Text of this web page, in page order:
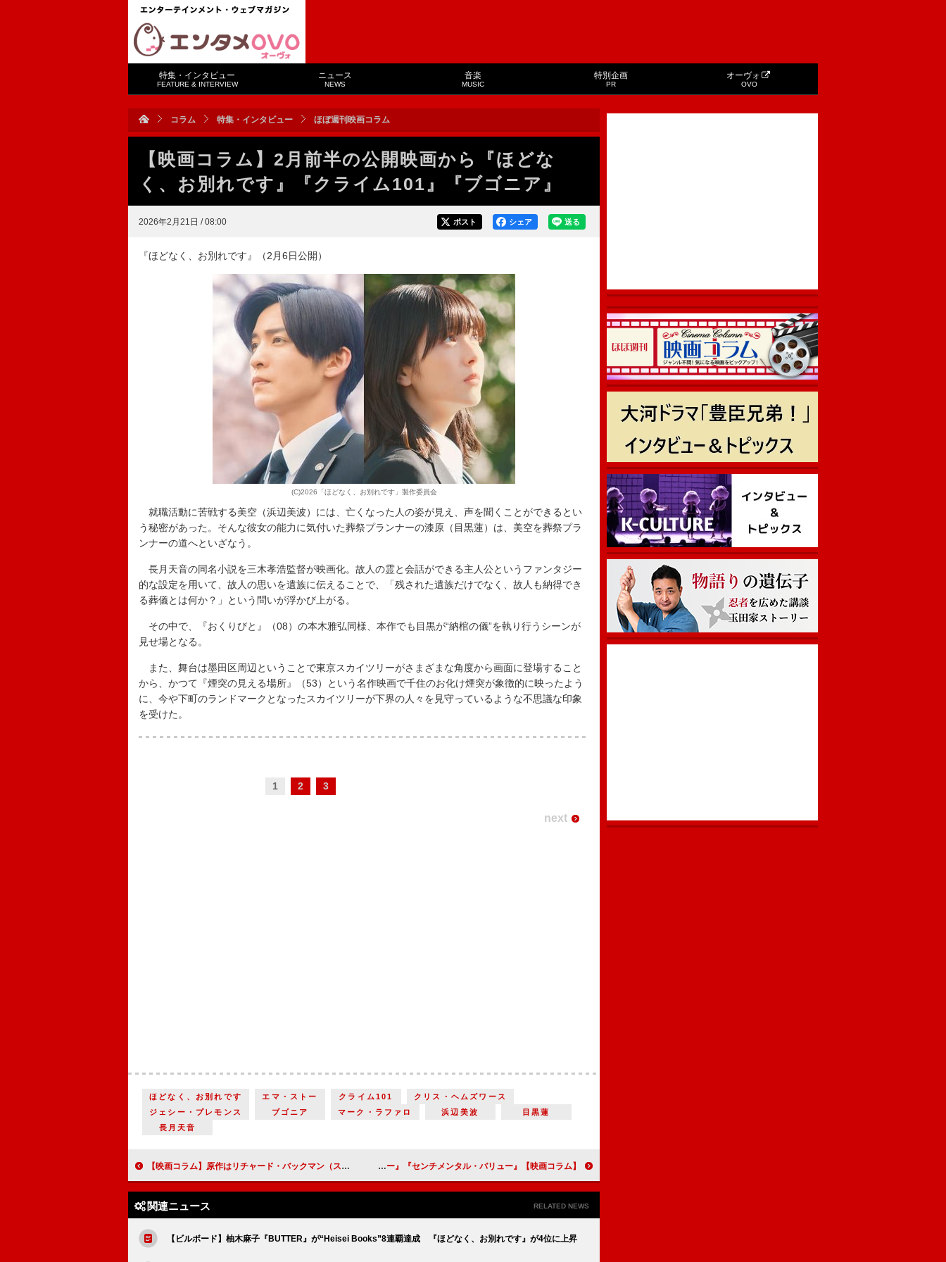
特集・インタビュー
FEATURE & INTERVIEW
ニュース
NEWS
音楽
MUSIC
特別企画
PR
オーヴォ
OVO
コラム 特集・インタビュー ほぼ週刊映画コラム
【映画コラム】2月前半の公開映画から『ほどな
く、お別れです』『クライム101』『ブゴニア』
2026年2月21日 / 08:00 送る
シェア
ポスト
『ほどなく、お別れです』（2月6日公開）
(C)2026「ほどなく、お別れです」製作委員会
就職活動に苦戦する美空（浜辺美波）には、亡くなった人の姿が見え、声を聞くことができるとい
う秘密があった。そんな彼女の能力に気付いた葬祭プランナーの漆原（目黒蓮）は、美空を葬祭プラ
ンナーの道へといざなう。
長月天音の同名小説を三木孝浩監督が映画化。故人の霊と会話ができる主人公というファンタジー
的な設定を用いて、故人の思いを遺族に伝えることで、「残された遺族だけでなく、故人も納得でき
る葬儀とは何か？」という問いが浮かび上がる。
その中で、『おくりびと』（08）の本木雅弘同様、本作でも目黒が“納棺の儀”を執り行うシーンが
見せ場となる。
また、舞台は墨田区周辺ということで東京スカイツリーがさまざまな角度から画面に登場すること
から、かつて『煙突の見える場所』（53）という名作映画で千住のお化け煙突が象徴的に映ったよう
に、今や下町のランドマークとなったスカイツリーが下界の人々を見守っているような不思議な印象
を受けた。
1 2 3
next
ほどなく、お別れです エマ・ストー クライム101
クリス・ヘムズワース
ジェシー・プレモンス
ブゴニア マーク・ラファロ 浜辺美波
目黒蓮
長月天音
【映画コラム】原作はリチャード・バックマン（スティーブン・キング）と東野圭吾『ランニング・マン』『クスノキの番人』 【映画コラム】2月後半の公開映画から『木挽町のあだ討ち』『レンタル・ファミリー』『センチメンタル・バリュー』
関連ニュース RELATED NEWS
【ビルボード】柚木麻子『BUTTER』が“Heisei Books”8連覇達成 『ほどなく、お別れです』が4位に上昇